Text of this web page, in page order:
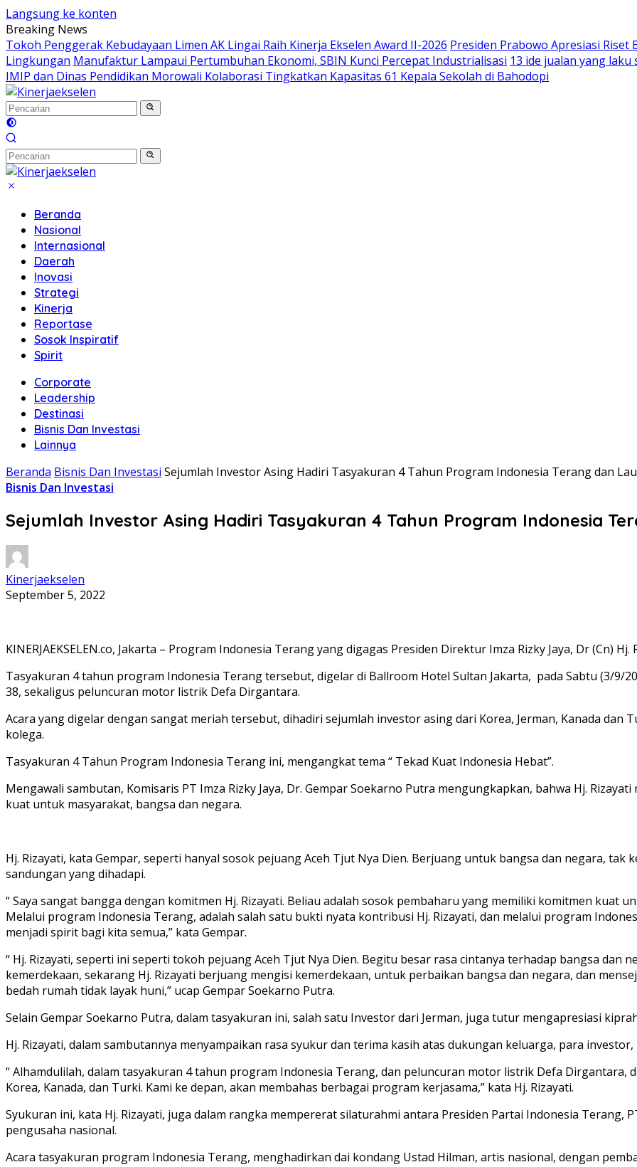
Langsung ke konten
Breaking News
Tokoh Penggerak Kebudayaan Limen AK Lingai Raih Kinerja Ekselen Award II-2026 Presiden Prabowo Apresiasi Riset
Lingkungan Manufaktur Lampaui Pertumbuhan Ekonomi, SBIN Kunci Percepat Industrialisasi 13 ide jualan yang
IMIP dan Dinas Pendidikan Morowali Kolaborasi Tingkatkan Kapasitas 61 Kepala Sekolah di Bahodopi
Beranda
Nasional
Internasional
Daerah
Inovasi
Strategi
Kinerja
Reportase
Sosok Inspiratif
Spirit
Corporate
Leadership
Destinasi
Bisnis Dan Investasi
Lainnya
Beranda Bisnis Dan Investasi Sejumlah Investor Asing Hadiri Tasyakuran 4 Tahun Program Indonesia Terang dan
Bisnis Dan Investasi
Sejumlah Investor Asing Hadiri Tasyakuran 4 Tahun Program Indonesia
Kinerjaekselen
September 5, 2022
KINERJAEKSELEN.co, Jakarta – Program Indonesia Terang yang digagas Presiden Direktur Imza Rizky Jaya, Dr (Cn)
Tasyakuran 4 tahun program Indonesia Terang tersebut, digelar di Ballroom Hotel Sultan Jakarta, pada Sabtu (3/9/
38, sekaligus peluncuran motor listrik Defa Dirgantara.
Acara yang digelar dengan sangat meriah tersebut, dihadiri sejumlah investor asing dari Korea, Jerman, Kanada dan
kolega.
Tasyakuran 4 Tahun Program Indonesia Terang ini, mengangkat tema “ Tekad Kuat Indonesia Hebat”.
Mengawali sambutan, Komisaris PT Imza Rizky Jaya, Dr. Gempar Soekarno Putra mengungkapkan, bahwa Hj.
kuat untuk masyarakat, bangsa dan negara.
Hj. Rizayati, kata Gempar, seperti hanyal sosok pejuang Aceh Tjut Nya Dien. Berjuang untuk bangsa dan negara, tak
sandungan yang dihadapi.
“ Saya sangat bangga dengan komitmen Hj. Rizayati. Beliau adalah sosok pembaharu yang memiliki komitmen kuat
Melalui program Indonesia Terang, adalah salah satu bukti nyata kontribusi Hj. Rizayati, dan melalui program
menjadi spirit bagi kita semua,” kata Gempar.
“ Hj. Rizayati, seperti ini seperti tokoh pejuang Aceh Tjut Nya Dien. Begitu besar rasa cintanya terhadap bangsa dan
kemerdekaan, sekarang Hj. Rizayati berjuang mengisi kemerdekaan, untuk perbaikan bangsa dan negara, dan
bedah rumah tidak layak huni,” ucap Gempar Soekarno Putra.
Selain Gempar Soekarno Putra, dalam tasyakuran ini, salah satu Investor dari Jerman, juga tutur mengapresiasi
Hj. Rizayati, dalam sambutannya menyampaikan rasa syukur dan terima kasih atas dukungan keluarga, para
“ Alhamdulilah, dalam tasyakuran 4 tahun program Indonesia Terang, dan peluncuran motor listrik Defa Dirgantara,
Korea, Kanada, dan Turki. Kami ke depan, akan membahas berbagai program kerjasama,” kata Hj. Rizayati.
Syukuran ini, kata Hj. Rizayati, juga dalam rangka mempererat silaturahmi antara Presiden Partai Indonesia Terang,
pengusaha nasional.
Acara tasyakuran program Indonesia Terang, menghadirkan dai kondang Ustad Hilman, artis nasional, dengan